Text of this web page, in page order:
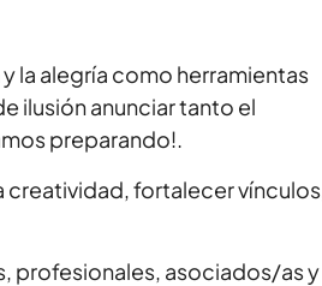
la alegría como herramientas
ilusión anunciar tanto el
preparando!.
creatividad, fortalecer vínculos,
profesionales, asociados/as y